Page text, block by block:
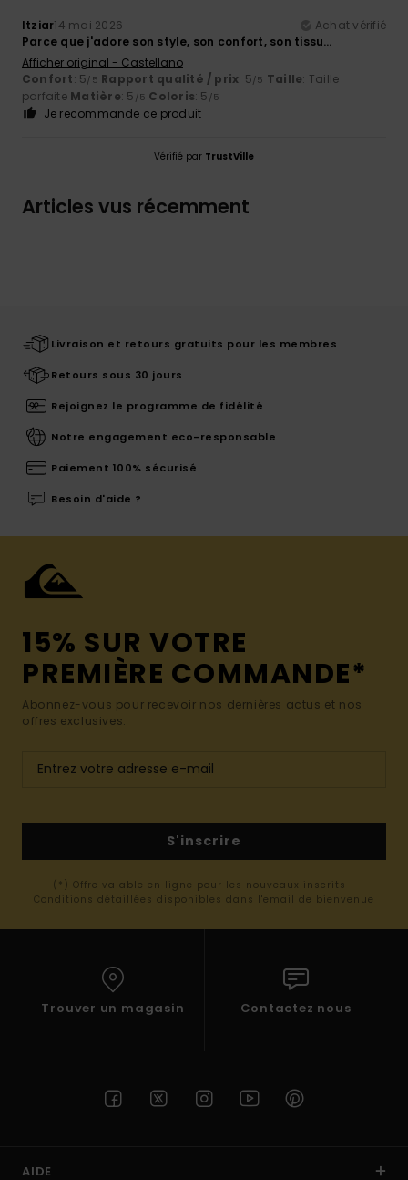
Itziar14 mai 2026
Achat vérifié
Parce que j'adore son style, son confort, son tissu…
Afficher original - Castellano
Confort: 5/5 Rapport qualité / prix: 5/5 Taille: Taille
parfaite Matière: 5 /5 Coloris: 5 /5
Je recommande ce produit
Vérifié par TrustVille
Articles vus récemment
Livraison et retours gratuits pour les membres
Retours sous 30 jours
Rejoignez le programme de fidélité
Notre engagement eco-responsable
Paiement 100% sécurisé
Besoin d'aide ?
15% SUR VOTRE
PREMIÈRE COMMANDE*
Abonnez-vous pour recevoir nos dernières actus et nos
offres exclusives.
S'inscrire
(*) Offre valable en ligne pour les nouveaux inscrits -
Conditions détaillées disponibles dans l'email de bienvenue
Trouver un magasin Contactez nous
AIDE